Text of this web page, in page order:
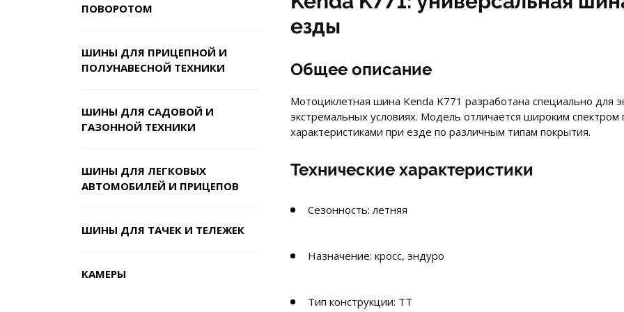
ПОВОРОТОМ
ШИНЫ ДЛЯ ПРИЦЕПНОЙ И
ПОЛУНАВЕСНОЙ ТЕХНИКИ
ШИНЫ ДЛЯ САДОВОЙ И
ГАЗОННОЙ ТЕХНИКИ
ШИНЫ ДЛЯ ЛЕГКОВЫХ
АВТОМОБИЛЕЙ И ПРИЦЕПОВ
ШИНЫ ДЛЯ ТАЧЕК И ТЕЛЕЖЕК
КАМЕРЫ
езды
Общее описание
Мотоциклетная шина Kenda K771 разработана специально для
экстремальных условиях. Модель отличается широким
характеристиками при езде по различным типам покрытия.
Технические характеристики
Сезонность: летняя
Назначение: кросс, эндуро
Тип конструкции: TT